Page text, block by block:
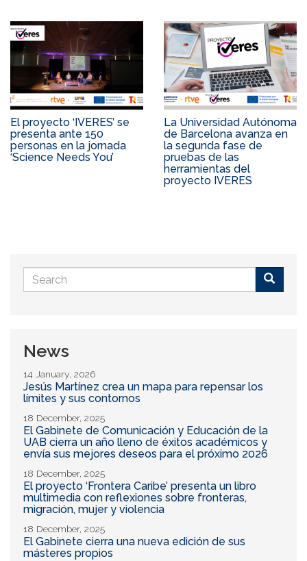
El proyecto ‘IVERES’ se
presenta ante 150
personas en la jornada
‘Science Needs You’
La Universidad Autónoma
de Barcelona avanza en
la segunda fase de
pruebas de las
herramientas del
proyecto IVERES
Search
form
News
14 January, 2026
Jesús Martínez crea un mapa para repensar los
límites y sus contornos
18 December, 2025
El Gabinete de Comunicación y Educación de la
UAB cierra un año lleno de éxitos académicos y
envía sus mejores deseos para el próximo 2026
18 December, 2025
El proyecto ‘Frontera Caribe’ presenta un libro
multimedia con reflexiones sobre fronteras,
migración, mujer y violencia
18 December, 2025
El Gabinete cierra una nueva edición de sus
másteres propios